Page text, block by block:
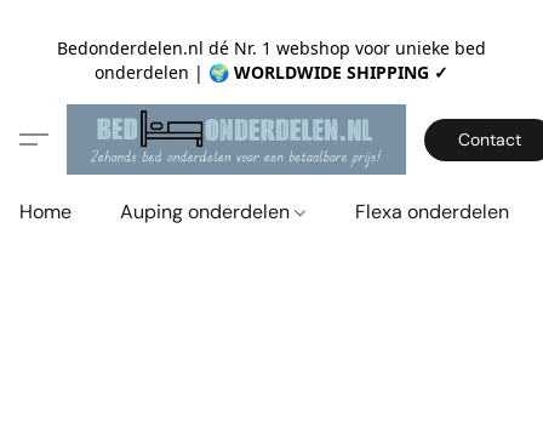
Bedonderdelen.nl dé Nr. 1 webshop voor unieke bed
onderdelen | 🌍 WORLDWIDE SHIPPING ✓
Contact
Home Auping onderdelen Flexa onderdelen